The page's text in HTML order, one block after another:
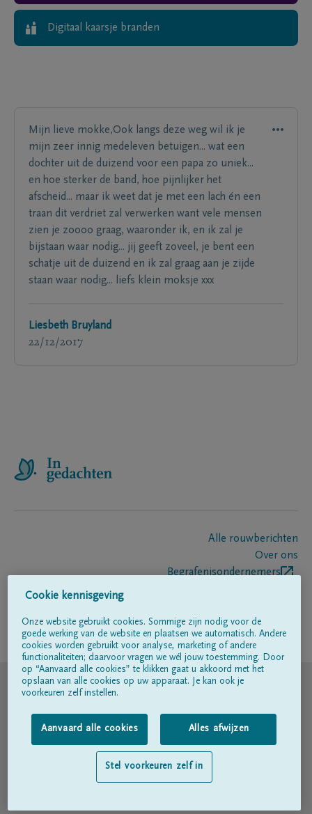
Digitaal kaarsje branden
Mijn lieve mokke,Ook langs deze weg wil ik je
mijn zeer innig medeleven betuigen... wat een
dochter uit de duizend voor een papa zo uniek...
en hoe sterker de band, hoe pijnlijker het
afscheid... maar ik weet dat je met een lach én een
traan dit verdriet zal verwerken want vele mensen
zien je zoooo graag, waaronder ik, en ik zal je
bijstaan waar nodig... jij geeft zoveel, je bent een
schatje uit de duizend en ik zal graag aan je zijde
staan waar nodig... liefs klein moksje xxx
Liesbeth Bruyland
22/12/2017
Alle rouwberichten
Over ons
Begrafenisondernemers
Volg ons op
© DELA
Gebruiksvoorwaarden
Privacyverklaring
Toegankelijkheidsverklaring
Cookie kennisgeving
Onze website gebruikt cookies. Sommige zijn nodig voor de
goede werking van de website en plaatsen we automatisch. Andere
cookies worden gebruikt voor analyse, marketing of andere
functionaliteiten; daarvoor vragen we wél jouw toestemming. Door
op “Aanvaard alle cookies” te klikken gaat u akkoord met het
opslaan van alle cookies op uw apparaat. Je kan ook je
voorkeuren zelf instellen.
Aanvaard alle cookies Alles afwijzen
Stel voorkeuren zelf in